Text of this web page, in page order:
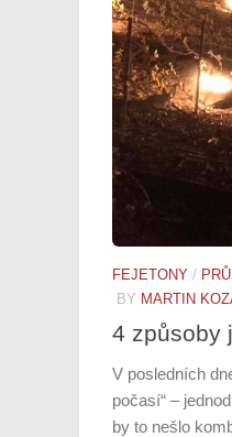
FEJETONY /
BY MARTIN
4 způsoby
V posledních
počasí“ –
by to nešlo